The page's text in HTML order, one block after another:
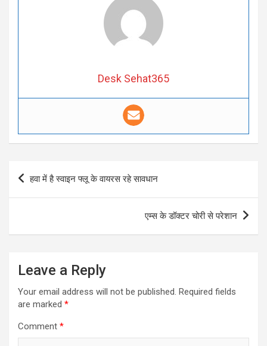
Desk Sehat365
Post
navigation
हवा में है स्वाइन फ्लू के वायरस रहे सावधान
एम्स के डॉक्टर चोरी से परेशान
Leave a Reply
Your email address will not be published. Required fields
are marked *
Comment *